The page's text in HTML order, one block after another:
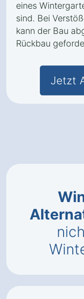
eines
sind. Bei
kann der Bau
Rückbau
Jetzt